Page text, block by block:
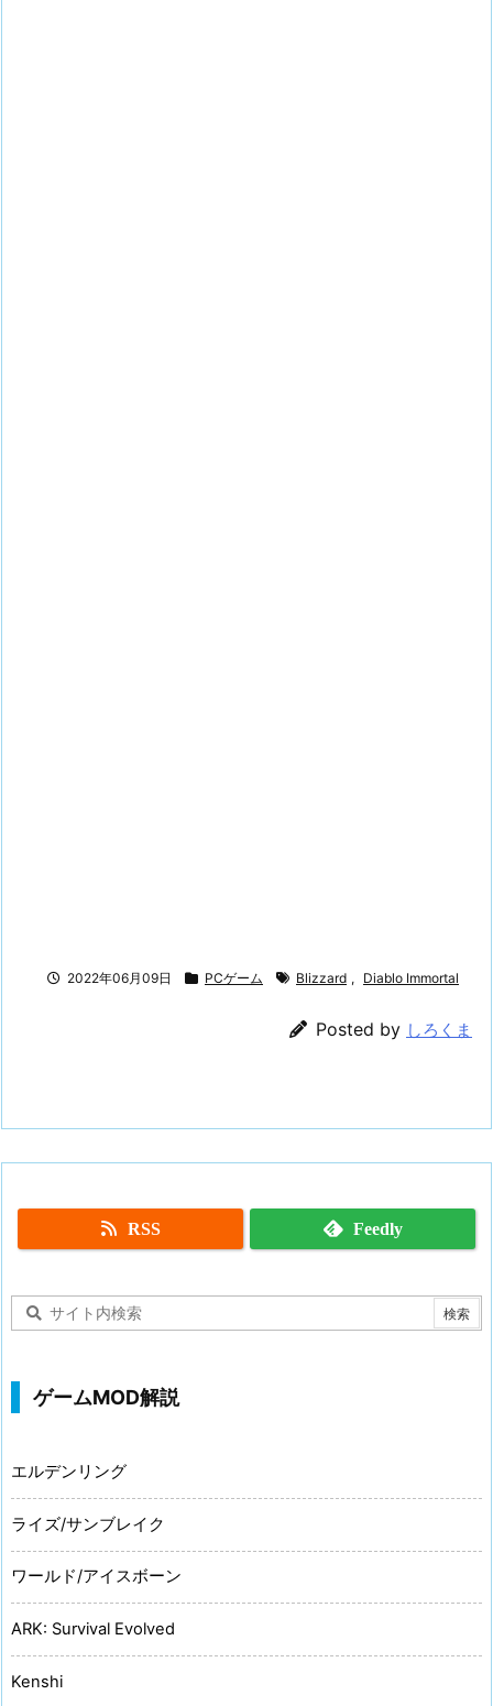
2022年06月09日 PCゲーム Blizzard , Diablo Immortal
Posted by しろくま
RSS Feedly
ゲームMOD解説
エルデンリング
ライズ/サンブレイク
ワールド/アイスボーン
ARK: Survival Evolved
Kenshi